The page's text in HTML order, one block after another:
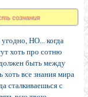
сознания
НО... когда
хоть про сотню
быть между
все знания мира
сталкиваешься с